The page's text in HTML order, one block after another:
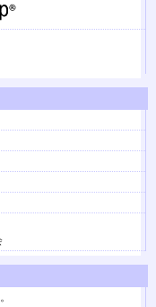
タリー（日本テレビ9月1日
ドキュメントです。「手
２/４(日)午前4:50~、北海道